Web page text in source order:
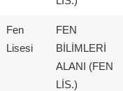
Fen
Lisesi
FEN
BİLİMLERİ
ALANI (FEN
LİS.)